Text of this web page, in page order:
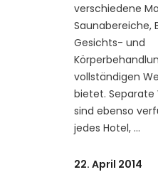
verschiedene
Saunabereiche,
Gesichts- und
vollständigen
bietet. Separate
sind ebenso
jedes Hotel,
22. April 2014